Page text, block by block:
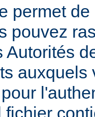
permet
pouvez
Autorités
auxquels
fichier